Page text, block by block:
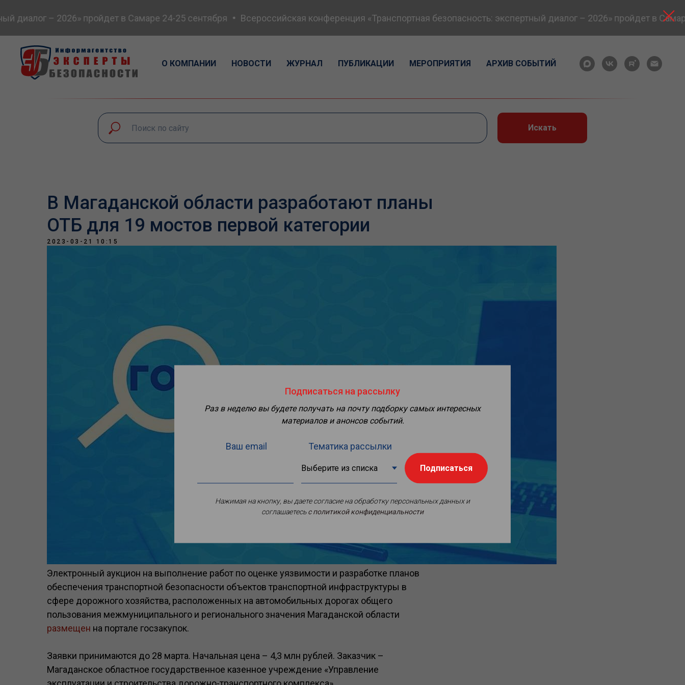
– 2026» пройдет в Самаре 24-25 сентября Всероссийская конференция «Транспортная безопасность: экспертный диалог – 2026» пройдет в Самаре
О КОМПАНИИ НОВОСТИ ЖУРНАЛ ПУБЛИКАЦИИ МЕРОПРИЯТИЯ АРХИВ СОБЫТИЙ
Искать
В Магаданской области разработают планы
ОТБ для 19 мостов первой категории
2023-03-21 10:15
Электронный аукцион на выполнение работ по оценке уязвимости и разработке планов
обеспечения транспортной безопасности объектов транспортной инфраструктуры в
сфере дорожного хозяйства, расположенных на автомобильных дорогах общего
пользования межмуниципального и регионального значения Магаданской области
размещен на портале госзакупок.
Заявки принимаются до 28 марта. Начальная цена – 4,3 млн рублей. Заказчик –
Магаданское областное государственное казенное учреждение «Управление
Подписаться на рассылку
Раз в неделю вы будете получать на почту подборку самых интересных
материалов и анонсов событий.
Ваш email Тематика рассылки
Подписаться
Нажимая на кнопку, вы даете согласие на обработку персональных данных и
соглашаетесьc политикой конфиденциальности